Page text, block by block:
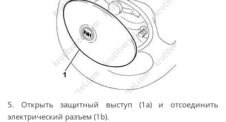
5. Открыть защитный выступ (1а) и отсоединить
электрический разъем (1b).